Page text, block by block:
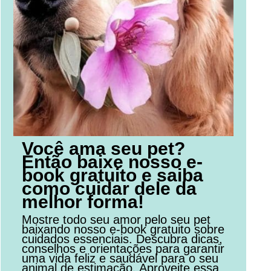
Você ama seu pet?
Então baixe nosso e-
book gratuito e saiba
como cuidar dele da
melhor forma!
Mostre todo seu amor pelo seu pet
baixando nosso e-book gratuito sobre
cuidados essenciais. Descubra dicas,
conselhos e orientações para garantir
uma vida feliz e saudável para o seu
animal de estimação. Aproveite essa